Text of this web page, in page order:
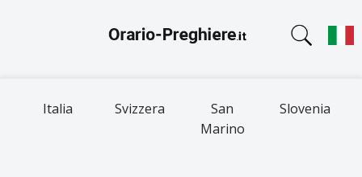
Italia Svizzera
San
Marino
Slovenia